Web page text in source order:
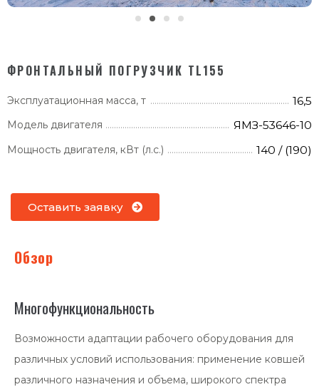
ФРОНТАЛЬНЫЙ ПОГРУЗЧИК TL155
Эксплуатационная масса, т 16,5
Модель двигателя ЯМЗ-53646-10
Мощность двигателя, кВт (л.с.) 140 / (190)
Оставить заявку
Обзор
Многофункциональность
Возможности адаптации рабочего оборудования для
различных условий использования: применение ковшей
различного назначения и объема, широкого спектра